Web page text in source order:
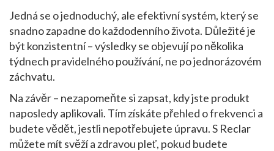
Jedná se o jednoduchý, ale efektivní systém, který se
snadno zapadne do každodenního života. Důležité je
být konzistentní – výsledky se objevují po několika
týdnech pravidelného používání, ne po jednorázovém
záchvatu.
Na závěr – nezapomeňte si zapsat, kdy jste produkt
naposledy aplikovali. Tím získáte přehled o frekvenci a
budete vědět, jestli nepotřebujete úpravu. S Reclar
můžete mít svěží a zdravou pleť, pokud budete